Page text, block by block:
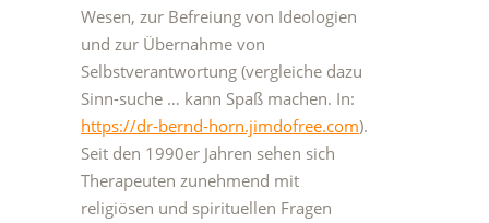
Wesen, zur Befreiung von Ideologien
und zur Übernahme von
Selbstverantwortung (vergleiche dazu
Sinn-suche … kann Spaß machen. In:
https://dr-bernd-horn.jimdofree.com).
Seit den 1990er Jahren sehen sich
Therapeuten zunehmend mit
religiösen und spirituellen Fragen